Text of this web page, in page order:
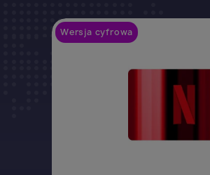
Wersja cyfrowa